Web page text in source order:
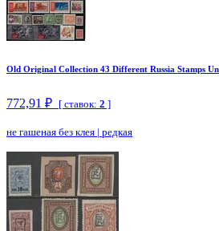
Old Original Collection 43 Different Russia Stamps
772,91 ₽ [ ставок: 2 ]
не гашеная без клея | редкая